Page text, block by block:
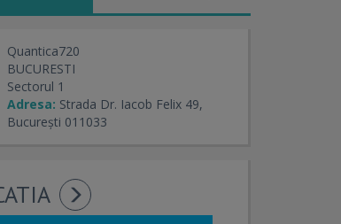
Quantica720
BUCURESTI
Sectorul 1
Adresa: Strada Dr. Iacob Felix 49,
București 011033